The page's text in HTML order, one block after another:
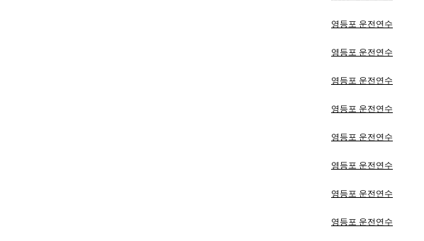
영등포 운전연수
영등포 운전연수
영등포 운전연수
영등포 운전연수
영등포 운전연수
영등포 운전연수
영등포 운전연수
영등포 운전연수